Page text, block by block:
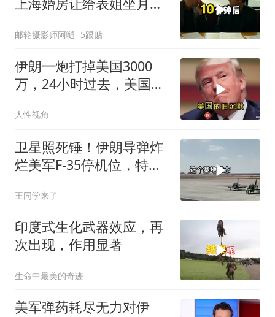
邮轮摄影师阿嗵 5跟贴
伊朗一炮打掉美国3000
万，24小时过去，美国依
人性视角
卫星照死锤！伊朗导弹炸
烂美军F-35停机位，特朗
王同学来了
印度式生化武器效应，再
次出现，作用显著
生命中最美的奇迹
美军弹药耗尽无力对伊